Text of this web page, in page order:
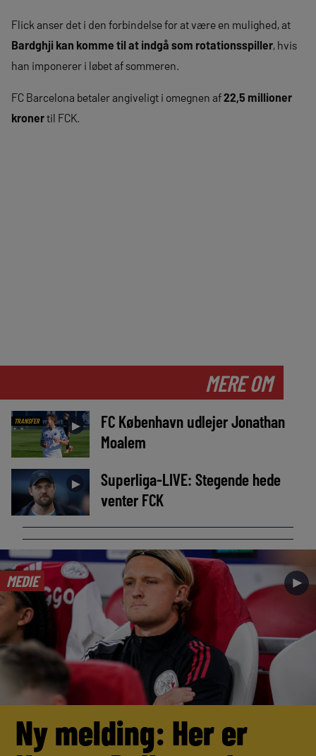
Flick anser det i den forbindelse for at være en mulighed, at
Bardghji kan komme til at indgå som rotationsspiller, hvis
han imponerer i løbet af sommeren.
FC Barcelona betaler angiveligt i omegnen af22,5 millioner
kronertil FCK.
MERE OM
TRANSFER ►
FC København udlejer Jonathan
Moalem
►
Superliga-LIVE: Stegende hede
venter FCK
MEDIE ►
Ny melding: Her er